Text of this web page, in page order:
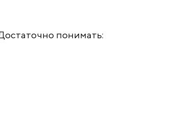
понимать: